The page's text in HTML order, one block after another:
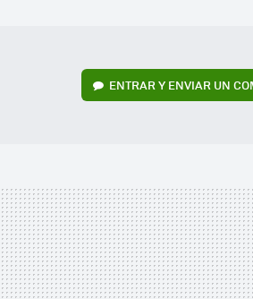
ENTRAR Y ENVIAR UN